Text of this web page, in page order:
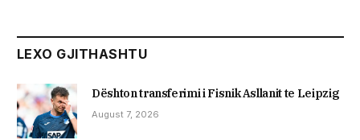
LEXO GJITHASHTU
Dështon transferimi i Fisnik Asllanit te Leipzig
August 7, 2026